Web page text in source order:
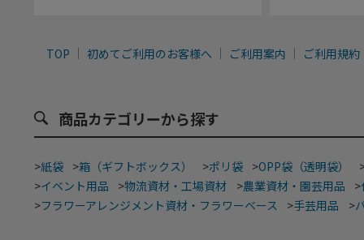
TOP 初めてご利用のお客様へ ご利用案内 ご利用規約
商品カテゴリーから探す
>紙袋 >箱（ギフトボックス） >ポリ袋 >OPP袋（透明袋）
>イベント用品 >物流資材・工場資材 >農業資材・園芸用品 >
>フラワーアレンジメント資材・フラワーベース >手芸用品 >